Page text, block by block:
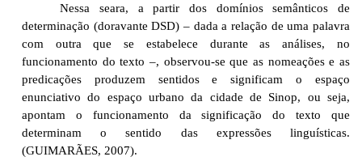
Nessa seara, a partir dos domínios semânticos de
determinação (doravante DSD) – dada a relação de uma palavra
com outra que se estabelece durante as análises, no
funcionamento do texto –, observou-se que as nomeações e as
predicações produzem sentidos e significam o espaço
enunciativo do espaço urbano da cidade de Sinop, ou seja,
apontam o funcionamento da significação do texto que
determinam o sentido das expressões linguísticas.
(GUIMARÃES, 2007).